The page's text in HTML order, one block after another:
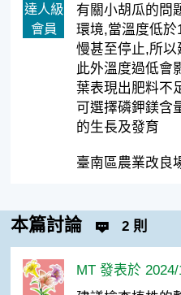
達人級
會員
有關小胡瓜的問
環境,當溫度低
慢甚至停止,所
此外溫度過低會
葉表現出肥料不
可選擇磷鉀鎂含
的生長及發育
臺南區農業改良
本篇討論 2 則
MT 發表於